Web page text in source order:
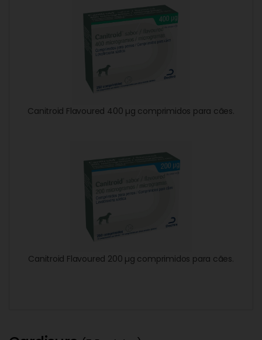
Canitroid Flavoured 400 µg comprimidos para cães.
Canitroid Flavoured 200 µg comprimidos para cães.